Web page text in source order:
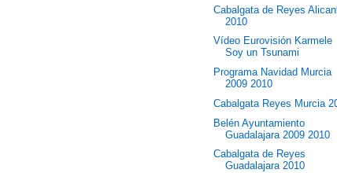
Cabalgata de Reyes
2010
Vídeo Eurovisión Karmele
Soy un Tsunami
Programa Navidad Murcia
2009 2010
Cabalgata Reyes Murcia
Belén Ayuntamiento
Guadalajara 2009 2010
Cabalgata de Reyes
Guadalajara 2010